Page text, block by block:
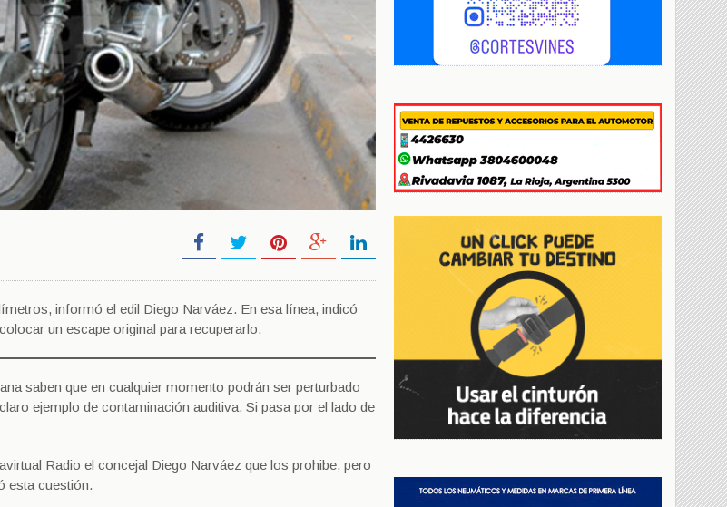
informó el edil Diego Narváez. En esa línea, indicó
un escape original para recuperarlo.
saben que en cualquier momento podrán ser perturbado
ejemplo de contaminación auditiva. Si pasa por el lado de
Radio el concejal Diego Narváez que los prohibe, pero
esta cuestión.